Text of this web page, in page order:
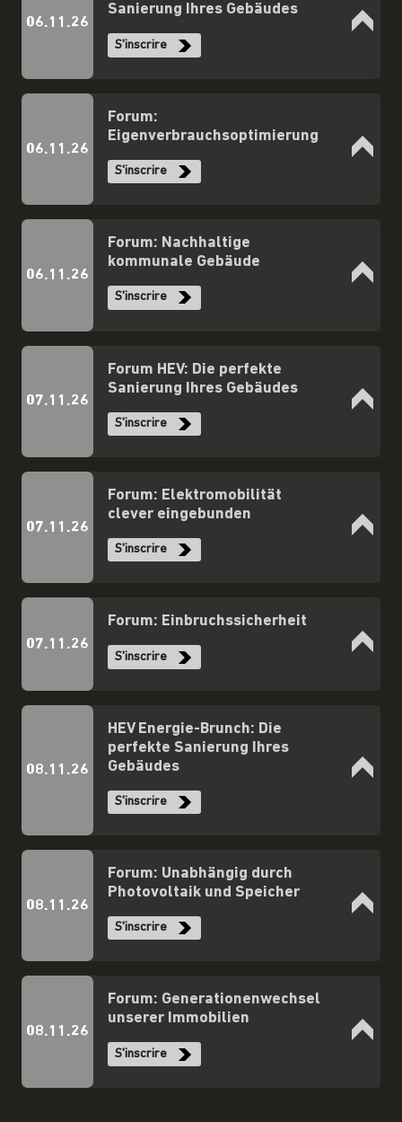
06.11.26
Sanierung Ihres Gebäudes
S'inscrire
06.11.26
Forum:
Eigenverbrauchsoptimierung
S'inscrire
06.11.26
Forum: Nachhaltige
kommunale Gebäude
S'inscrire
07.11.26
Forum HEV: Die perfekte
Sanierung Ihres Gebäudes
S'inscrire
07.11.26
Forum: Elektromobilität
clever eingebunden
S'inscrire
07.11.26
Forum: Einbruchssicherheit
S'inscrire
08.11.26
HEV Energie-Brunch: Die
perfekte Sanierung Ihres
Gebäudes
S'inscrire
08.11.26
Forum: Unabhängig durch
Photovoltaik und Speicher
S'inscrire
08.11.26
Forum: Generationenwechsel
unserer Immobilien
S'inscrire